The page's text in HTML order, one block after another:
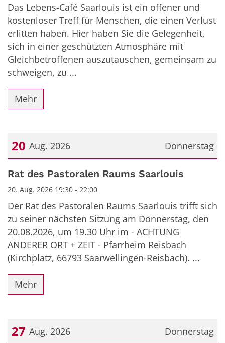
Das Lebens-Café Saarlouis ist ein offener und
kostenloser Treff für Menschen, die einen Verlust
erlitten haben. Hier haben Sie die Gelegenheit,
sich in einer geschützten Atmosphäre mit
Gleichbetroffenen auszutauschen, gemeinsam zu
schweigen, zu ...
Mehr
Donnerstag
20 Aug. 2026
Datum: 20. August 2026
Rat des Pastoralen Raums Saarlouis
20. Aug. 2026 19:30 - 22:00
Der Rat des Pastoralen Raums Saarlouis trifft sich
zu seiner nächsten Sitzung am Donnerstag, den
20.08.2026, um 19.30 Uhr im - ACHTUNG
ANDERER ORT + ZEIT - Pfarrheim Reisbach
(Kirchplatz, 66793 Saarwellingen-Reisbach). ...
Mehr
Donnerstag
27 Aug. 2026